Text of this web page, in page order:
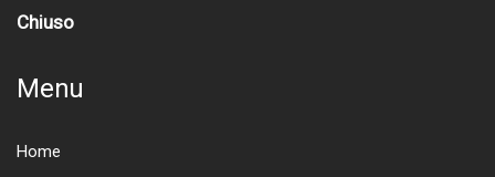
Chiuso
Menu
Home